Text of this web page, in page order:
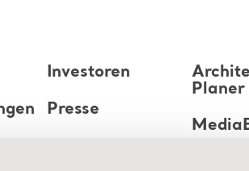
Investoren
Presse
Planer